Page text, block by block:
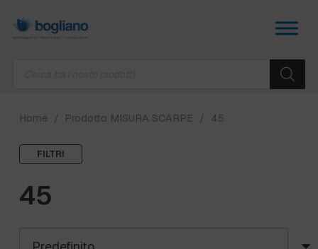
Home / Prodotto MISURA SCARPE / 45
FILTRI
45